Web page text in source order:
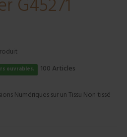
G45271
ouvrables. 100 Articles
Numériques sur un Tissu Non tissé